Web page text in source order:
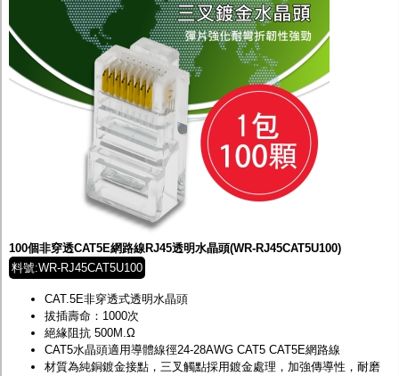
100個非穿透CAT5E網路線RJ45透明水晶頭(WR-RJ45CAT5U100)
料號:WR-RJ45CAT5U100
CAT.5E非穿透式透明水晶頭
拔插壽命：1000次
絕緣阻抗 500M.Ω
CAT5水晶頭適用導體線徑24-28AWG CAT5 CAT5E網路線
材質為純銅鍍金接點，三叉觸點採用鍍金處理，加強傳導性，耐磨